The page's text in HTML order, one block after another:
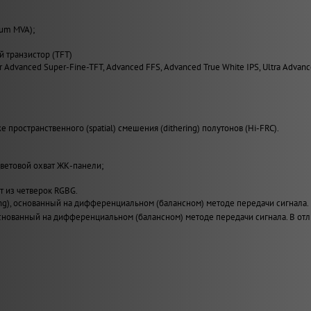
MVA);
(TFT)
Super-Fine-TFT, Advanced FFS, Advanced True White IPS, Ultra
пространственного (spatial) смешения (dithering) полутонов (Hi-FRC).
охват ЖК-панели;
четверок RGBG.
основанный на дифференциальном (балансном) методе передачи сигнала.
на дифференциальном (балансном) методе передачи сигнала. В